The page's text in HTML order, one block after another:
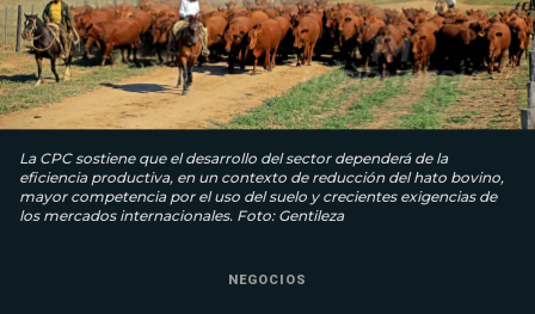
La CPC sostiene que el desarrollo del sector dependerá de la
eficiencia productiva, en un contexto de reducción del hato bovino,
mayor competencia por el uso del suelo y crecientes exigencias de
los mercados internacionales. Foto: Gentileza
NEGOCIOS